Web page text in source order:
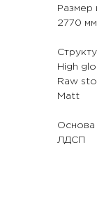
Размер
2770
High
Raw
Matt
Основа
ЛДСП